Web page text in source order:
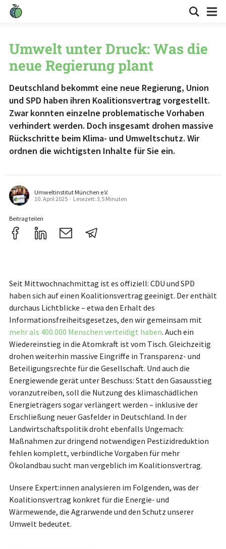
Umwelt unter Druck: Was die
neue Regierung plant
Deutschland bekommt eine neue Regierung, Union
und SPD haben ihren Koalitionsvertrag vorgestellt.
Zwar konnten einzelne problematische Vorhaben
verhindert werden. Doch insgesamt drohen massive
Rückschritte beim Klima- und Umweltschutz. Wir
ordnen die wichtigsten Inhalte für Sie ein.
Umweltinstitut München e.V.
10. April 2025 · Lesezeit: 3,5 Minuten
Beitrag teilen
Seit Mittwochnachmittag ist es offiziell: CDU und SPD
haben sich auf einen Koalitionsvertrag geeinigt. Der enthält
durchaus Lichtblicke – etwa den Erhalt des
Informationsfreiheitsgesetzes, den wir gemeinsam mit
mehr als 400.000 Menschen verteidigt haben. Auch ein
Wiedereinstieg in die Atomkraft ist vom Tisch. Gleichzeitig
drohen weiterhin massive Eingriffe in Transparenz- und
Beteiligungsrechte für die Gesellschaft. Und auch die
Energiewende gerät unter Beschuss: Statt den Gasausstieg
voranzutreiben, soll die Nutzung des klimaschädlichen
Energieträgers sogar verlängert werden – inklusive der
Erschließung neuer Gasfelder in Deutschland. In der
Landwirtschaftspolitik droht ebenfalls Ungemach:
Maßnahmen zur dringend notwendigen Pestizidreduktion
fehlen komplett, verbindliche Vorgaben für mehr
Ökolandbau sucht man vergeblich im Koalitionsvertrag.
Unsere Expert:innen analysieren im Folgenden, was der
Koalitionsvertrag konkret für die Energie- und
Wärmewende, die Agrarwende und den Schutz unserer
Umwelt bedeutet.